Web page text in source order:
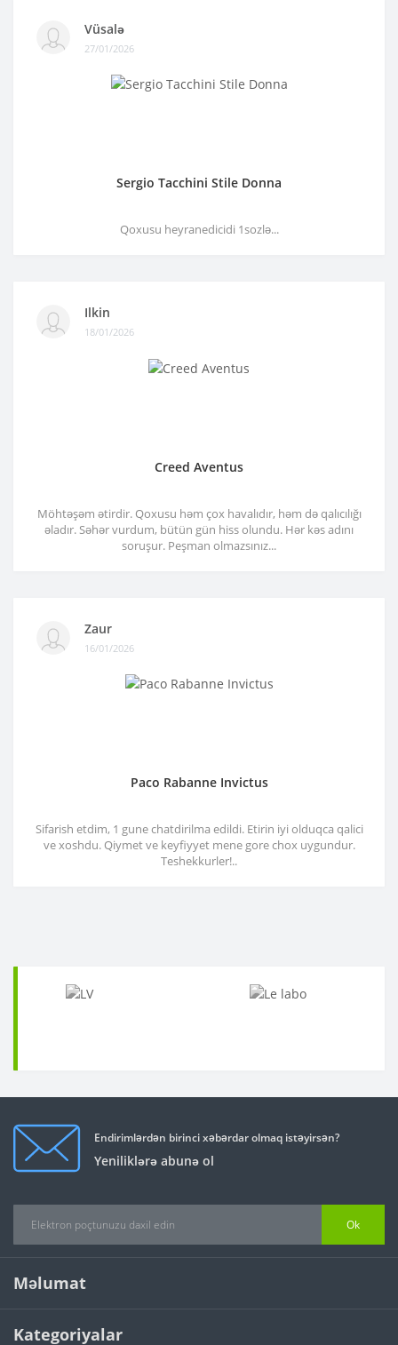
Vüsalə
27/01/2026
Sergio Tacchini Stile Donna
Qoxusu heyranedicidi 1sozlə...
Ilkin
18/01/2026
Creed Aventus
Möhtəşəm ətirdir. Qoxusu həm çox havalıdır, həm də qalıcılığı
əladır. Səhər vurdum, bütün gün hiss olundu. Hər kəs adını
soruşur. Peşman olmazsınız...
Zaur
16/01/2026
Paco Rabanne Invictus
Sifarish etdim, 1 gune chatdirilma edildi. Etirin iyi olduqca qalici
ve xoshdu. Qiymet ve keyfiyyet mene gore chox uygundur.
Teshekkurler!..
Endirimlərdən birinci xəbərdar olmaq istəyirsən?
Yeniliklərə abunə ol
Ok
Məlumat
Kategoriyalar